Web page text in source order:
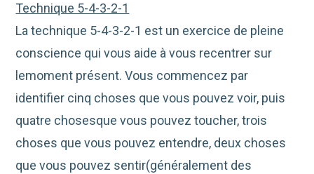
Technique 5-4-3-2-1
La technique 5-4-3-2-1 est un exercice de pleine
conscience qui vous aide à vous recentrer sur
lemoment présent. Vous commencez par
identifier cinq choses que vous pouvez voir, puis
quatre chosesque vous pouvez toucher, trois
choses que vous pouvez entendre, deux choses
que vous pouvez sentir(généralement des